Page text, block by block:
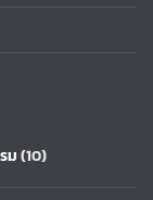
ม(10)